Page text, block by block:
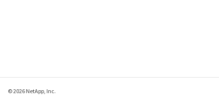
© 2026 NetApp, Inc.